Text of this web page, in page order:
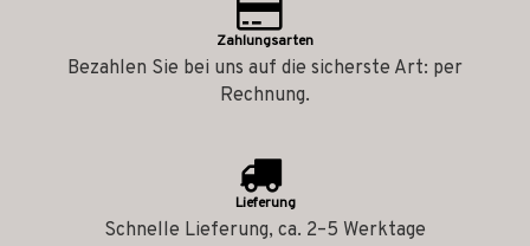
Zahlungsarten
Bezahlen Sie bei uns auf die sicherste Art: per
Rechnung.
Lieferung
Schnelle Lieferung, ca. 2–5 Werktage